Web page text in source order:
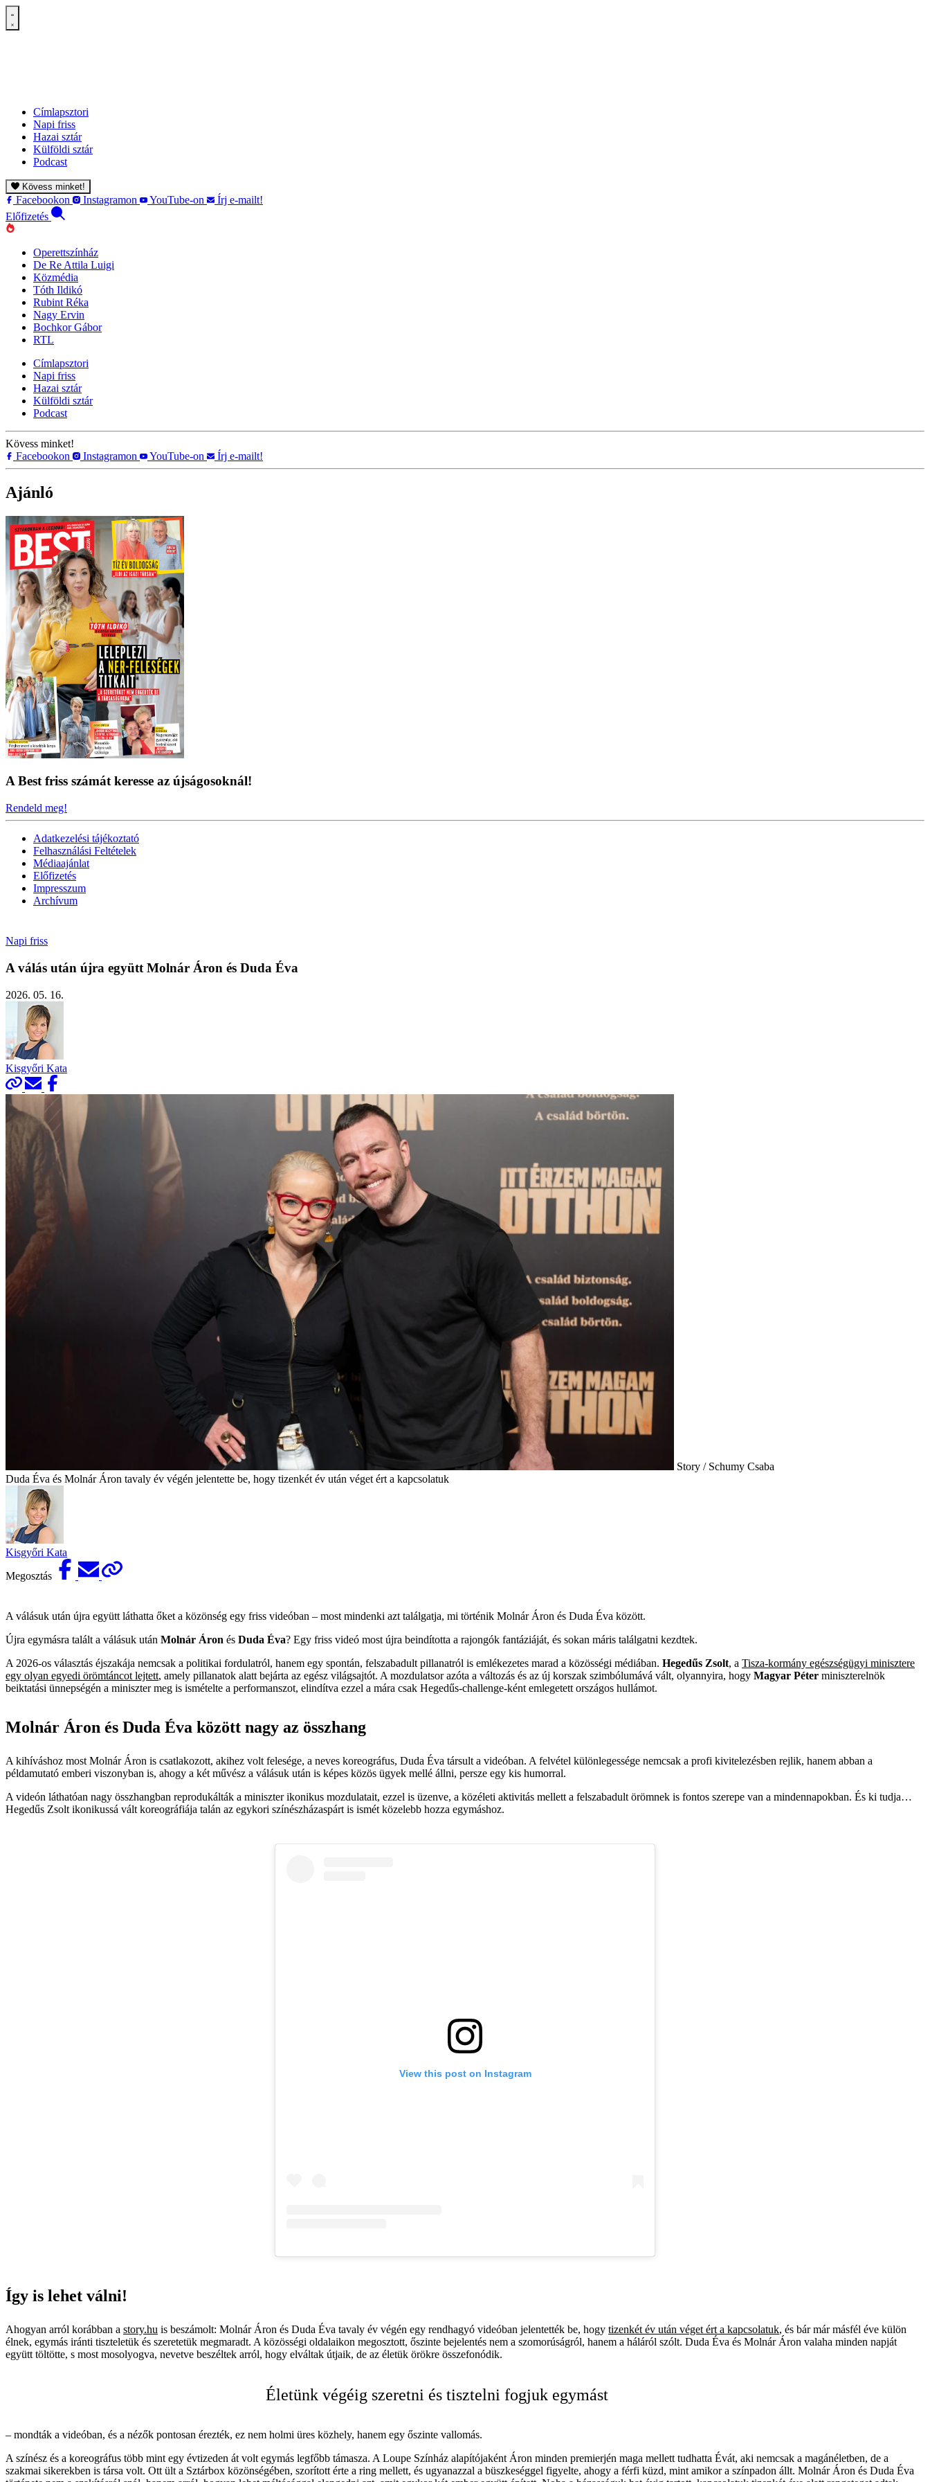
Címlapsztori
Napi friss
Hazai sztár
Külföldi sztár
Podcast
Kövess minket!
Facebookon Instagramon YouTube-on
Írj e-mailt!
Előfizetés
Operettszínház
De Re Attila Luigi
Közmédia
Tóth Ildikó
Rubint Réka
Nagy Ervin
Bochkor Gábor
RTL
Címlapsztori
Napi friss
Hazai sztár
Külföldi sztár
Podcast
Kövess minket!
Facebookon
Instagramon YouTube-on Írj e-mailt!
Ajánló
A Best friss számát keresse az újságosoknál!
Rendeld meg!
Adatkezelési tájékoztató
Felhasználási Feltételek
Médiaajánlat
Előfizetés
Impresszum
Archívum
Napi friss
A válás után újra együtt Molnár Áron és Duda Éva
2026. 05. 16.
Kisgyőri Kata
Story / Schumy Csaba
Duda Éva és Molnár Áron tavaly év végén jelentette be, hogy tizenkét év után véget ért a kapcsolatuk
Kisgyőri Kata
Megosztás
A válásuk után újra együtt láthatta őket a közönség egy friss videóban – most mindenki azt találgatja, mi történik Molnár Áron és Duda Éva között.
Újra egymásra talált a válásuk után Molnár Áron és Duda Éva? Egy friss videó most újra beindította a rajongók fantáziáját, és sokan máris találgatni kezdtek.
A 2026-os választás éjszakája nemcsak a politikai fordulatról, hanem egy spontán, felszabadult pillanatról is emlékezetes marad a közösségi médiában. Hegedűs Zsolt, a Tisza-kormány egészségügyi minisztere
egy olyan egyedi örömtáncot lejtett, amely pillanatok alatt bejárta az egész világsajtót. A mozdulatsor azóta a változás és az új korszak szimbólumává vált, olyannyira, hogy Magyar Péter miniszterelnök
beiktatási ünnepségén a miniszter meg is ismételte a performanszot, elindítva ezzel a mára csak Hegedűs-challenge-ként emlegetett országos hullámot.
Molnár Áron és Duda Éva között nagy az összhang
A kihíváshoz most Molnár Áron is csatlakozott, akihez volt felesége, a neves koreográfus, Duda Éva társult a videóban. A felvétel különlegessége nemcsak a profi kivitelezésben rejlik, hanem abban a
példamutató emberi viszonyban is, ahogy a két művész a válásuk után is képes közös ügyek mellé állni, persze egy kis humorral.
A videón láthatóan nagy összhangban reprodukálták a miniszter ikonikus mozdulatait, ezzel is üzenve, a közéleti aktivitás mellett a felszabadult örömnek is fontos szerepe van a mindennapokban. És ki tudja…
Hegedűs Zsolt ikonikussá vált koreográfiája talán az egykori színészházaspárt is ismét közelebb hozza egymáshoz.
Így is lehet válni!
Ahogyan arról korábban a story.hu is beszámolt: Molnár Áron és Duda Éva tavaly év végén egy rendhagyó videóban jelentették be, hogy tizenkét év után véget ért a kapcsolatuk, és bár már másfél éve külön
élnek, egymás iránti tiszteletük és szeretetük megmaradt. A közösségi oldalaikon megosztott, őszinte bejelentés nem a szomorúságról, hanem a háláról szólt. Duda Éva és Molnár Áron valaha minden napját
együtt töltötte, s most mosolyogva, nevetve beszéltek arról, hogy elváltak útjaik, de az életük örökre összefonódik.
Életünk végéig szeretni és tisztelni fogjuk egymást
– mondták a videóban, és a nézők pontosan érezték, ez nem holmi üres közhely, hanem egy őszinte vallomás.
A színész és a koreográfus több mint egy évtizeden át volt egymás legfőbb támasza. A Loupe Színház alapítójaként Áron minden premierjén maga mellett tudhatta Évát, aki nemcsak a magánéletben, de a
szakmai sikerekben is társa volt. Ott ült a Sztárbox közönségében, szorított érte a ring mellett, és ugyanazzal a büszkeséggel figyelte, ahogy a férfi küzd, mint amikor a színpadon állt. Molnár Áron és Duda Éva